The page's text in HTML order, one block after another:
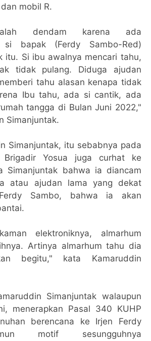
mobil R.
dendam karena ada
si bapak (Ferdy Sambo-Red)
itu. Si ibu awalnya mencari tahu,
tidak pulang. Diduga ajudan
tahu alasan kenapa tidak
Ibu tahu, ada si cantik, ada
tangga di Bulan Juni 2022,"
Simanjuntak.
Simanjuntak, itu sebabnya pada
Yosua juga curhat ke
Simanjuntak bahwa ia diancam
atau ajudan lama yang dekat
Sambo, bahwa ia akan
elektroniknya, almarhum
Artinya almarhum tahu dia
begitu," kata Kamaruddin
Simanjuntak walaupun
menerapkan Pasal 340 KUHP
berencana ke Irjen Ferdy
motif sesungguhnya